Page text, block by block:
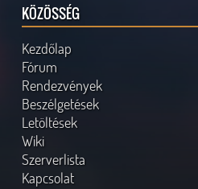
KÖZÖSSÉG
Kezdőlap
Fórum
Rendezvények
Beszélgetések
Letöltések
Wiki
Szerverlista
Kapcsolat